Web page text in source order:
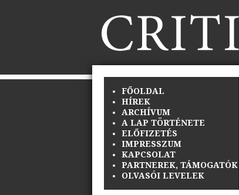
FŐOLDAL
HÍREK
ARCHÍVUM
A LAP TÖRTÉNETE
ELŐFIZETÉS
IMPRESSZUM
KAPCSOLAT
PARTNEREK, TÁMOGATÓK
OLVASÓI LEVELEK